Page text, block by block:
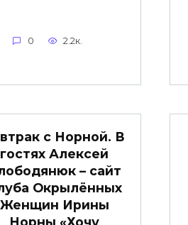
0 2.2к.
с Норной. В
гостях Алексей
– сайт
Окрылённых
Женщин Ирины
Норны «Хочу